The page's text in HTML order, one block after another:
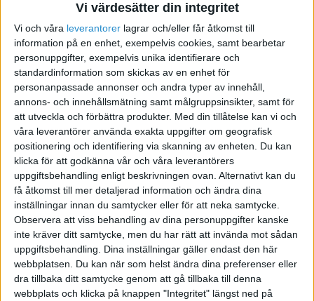
Vi värdesätter din integritet
Vi och våra leverantorer lagrar och/eller får åtkomst till
information på en enhet, exempelvis cookies, samt bearbetar
personuppgifter, exempelvis unika identifierare och
standardinformation som skickas av en enhet för
personanpassade annonser och andra typer av innehåll,
annons- och innehållsmätning samt målgruppsinsikter, samt för
att utveckla och förbättra produkter. Med din tillåtelse kan vi och
våra leverantörer använda exakta uppgifter om geografisk
positionering och identifiering via skanning av enheten. Du kan
klicka för att godkänna vår och våra leverantörers
uppgiftsbehandling enligt beskrivningen ovan. Alternativt kan du
få åtkomst till mer detaljerad information och ändra dina
inställningar innan du samtycker eller för att neka samtycke.
Observera att viss behandling av dina personuppgifter kanske
inte kräver ditt samtycke, men du har rätt att invända mot sådan
uppgiftsbehandling. Dina inställningar gäller endast den här
webbplatsen. Du kan när som helst ändra dina preferenser eller
dra tillbaka ditt samtycke genom att gå tillbaka till denna
webbplats och klicka på knappen "Integritet" längst ned på
Måste verifikatnumren vara i följd med den
kronologiska ordningen? Eller räcker det om jag
ändrar på själva bokföringsdatumet?
Ponera att jag har följande fakturor:
faktura 1, 2005-01-29, 10,000 kr
faktura 2, 2005-02-03 5,000 kr
Följande inköpskvitton: